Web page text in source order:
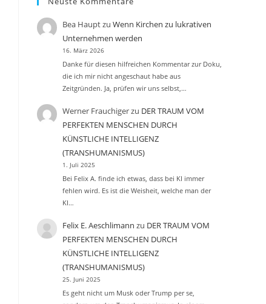
Bea HauptzuWenn Kirchen zu lukrativen
Unternehmen werden
16. März 2026
Danke für diesen hilfreichen Kommentar zur Doku,
die ich mir nicht angeschaut habe aus
Zeitgründen. Ja, prüfen wir uns selbst,…
Werner Frauchigerzu DER TRAUM VOM
PERFEKTEN MENSCHEN DURCH
KÜNSTLICHE INTELLIGENZ
(TRANSHUMANISMUS)
1. Juli 2025
Bei Felix A. finde ich etwas, dass bei KI immer
fehlen wird. Es ist die Weisheit, welche man der
KI…
Felix E. Aeschlimann zu DER TRAUM VOM
PERFEKTEN MENSCHEN DURCH
KÜNSTLICHE INTELLIGENZ
(TRANSHUMANISMUS)
25. Juni 2025
Es geht nicht um Musk oder Trump per se,